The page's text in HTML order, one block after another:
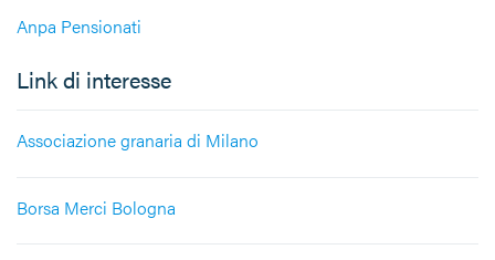
Anpa Pensionati
Link di interesse
Associazione granaria di Milano
Borsa Merci Bologna